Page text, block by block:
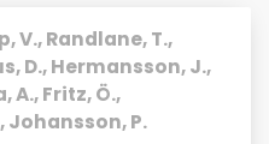
V., Randlane, T.,
D., Hermansson, J.,
A., Fritz, Ö.,
Johansson, P.